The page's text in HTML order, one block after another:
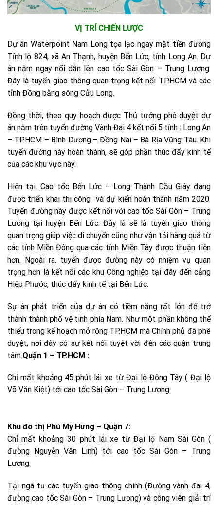
VỊ TRÍ CHIẾN LƯỢC
Dự án Waterpoint Nam Long tọa lạc ngay mặt tiền đường
Tỉnh lộ 824, xã An Thạnh, huyện Bến Lức, tỉnh Long An. Dự
án nằm ngay nối dẫn lên cao tốc Sài Gòn – Trung Lương.
Đây là tuyến giao thông quan trọng kết nối TP.HCM và các
tỉnh Đồng bằng sông Cửu Long.
Đồng thời, theo quy hoạch được Thủ tướng phê duyệt dự
án nằm trên tuyến đường Vành Đai 4 kết nối 5 tỉnh : Long An
– TP.HCM – Bình Dương – Đồng Nai – Bà Rịa Vũng Tàu. Khi
tuyến đường này hoàn thành, sẽ góp phần thúc đẩy kinh tế
của các khu vực này.
Hiện tại, Cao tốc Bến Lức – Long Thành Dầu Giây đang
được triển khai thi công và dự kiến hoàn thành năm 2020.
Tuyến đường này được kết nối với cao tốc Sài Gòn – Trung
Lương tại huyện Bến Lức. Đây là sẽ là tuyến giao thông
quan trọng giúp việc di chuyển cũng như vận tải hàng quá từ
các tỉnh Miền Đông qua các tỉnh Miền Tây được thuận tiện
hơn. Ngoài ra, tuyến được đường này có nhiệm vụ quan
trọng hơn là kết nối các khu Công nghiệp tại đây đến cảng
Hiệp Phước, thúc đẩy kinh tế tại Bến Lức.
Sự án phát triển của dự án có tiềm năng rất lớn để trở
thành thành phố vệ tinh phía Nam. Như một phần không thể
thiếu trong kế hoạch mở rộng TP.HCM mà Chính phủ đã phê
duyệt, nơi đây có sự kết nối tuyệt vời đến các quận trung
tâm.Quận 1 – TP.HCM :
Chỉ mất khoảng 45 phút lái xe từ Đại lộ Đông Tây ( Đại lộ
Võ Văn Kiệt) tới cao tốc Sài Gòn – Trung Lương.
Khu đô thị Phú Mỹ Hưng – Quận 7:
Chỉ mất khoảng 30 phút lái xe từ Đại lộ Nam Sài Gòn (
đường Nguyễn Văn Linh) tới cao tốc Sài Gòn – Trung
Lương.
Tại ngã tư các tuyến giao thông chính (Đường vành đai 4,
đường cao tốc Sài Gòn – Trung Lương) và công viên giải trí